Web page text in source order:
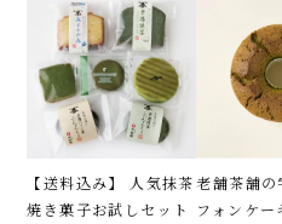
【送料込み】 人気抹茶
焼き菓子お試しセット
老舗茶舗の
フォンケー